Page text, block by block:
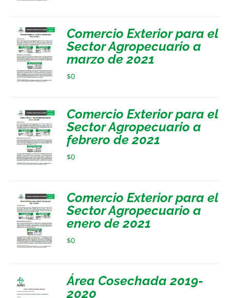
Comercio Exterior para el
Sector Agropecuario a
marzo de 2021
$0
Comercio Exterior para el
Sector Agropecuario a
febrero de 2021
$0
Comercio Exterior para el
Sector Agropecuario a
enero de 2021
$0
Área Cosechada 2019-
2020